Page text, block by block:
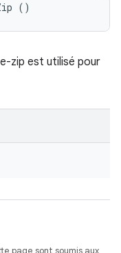
()
zip est utilisé pour
page sont soumis aux